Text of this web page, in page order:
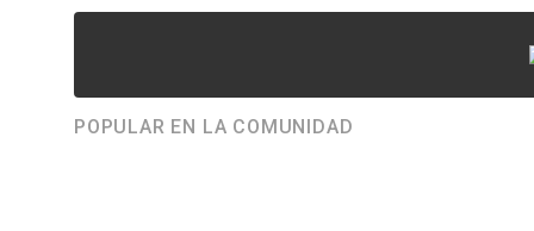
POPULAR EN LA COMUNIDAD